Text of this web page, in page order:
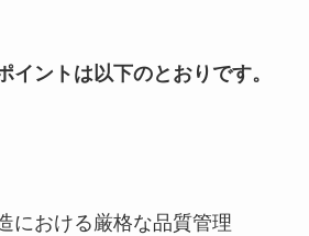
イントは以下のとおりです。
における厳格な品質管理